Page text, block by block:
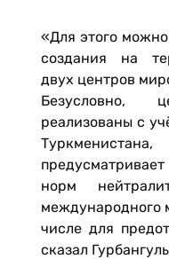
«Для этого
создания на
двух центров
Безусловно,
реализованы с
норм
международного
числе для
сказал